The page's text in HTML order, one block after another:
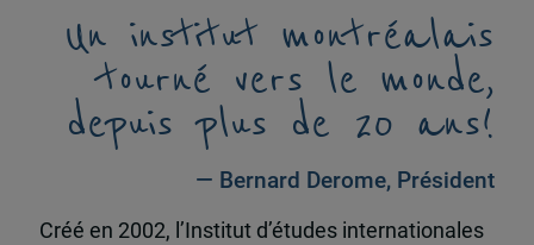
Un institut montréalais
tourné vers le monde,
depuis plus de 20 ans!
— Bernard Derome, Président
Créé en 2002, l’Institut d’études internationales